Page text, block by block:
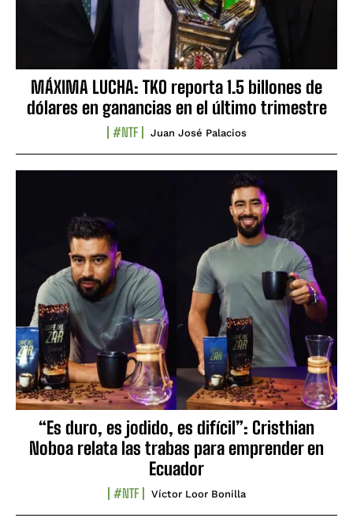
MÁXIMA LUCHA: TKO reporta 1.5 billones de
dólares en ganancias en el último trimestre
#NTF Juan José Palacios
“Es duro, es jodido, es difícil”: Cristhian
Noboa relata las trabas para emprender en
Ecuador
#NTF Víctor Loor Bonilla